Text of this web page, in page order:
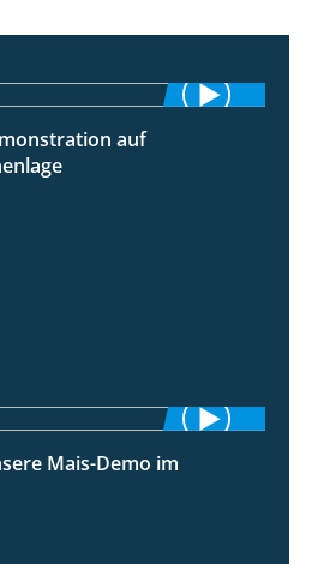
auf
Mais-Demo im